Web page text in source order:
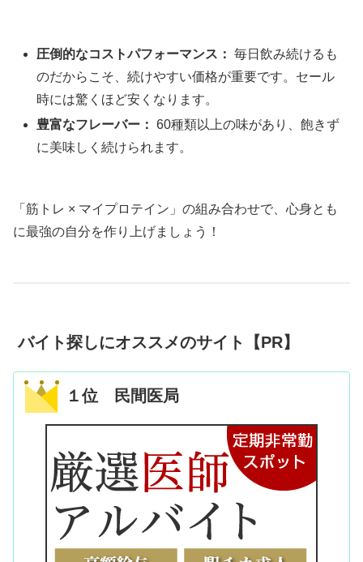
圧倒的なコストパフォーマンス： 毎日飲み続けるも
のだからこそ、続けやすい価格が重要です。セール
時には驚くほど安くなります。
豊富なフレーバー： 60種類以上の味があり、飽きず
に美味しく続けられます。
「筋トレ × マイプロテイン」の組み合わせで、心身とも
に最強の自分を作り上げましょう！
バイト探しにオススメのサイト【PR】
１位 民間医局